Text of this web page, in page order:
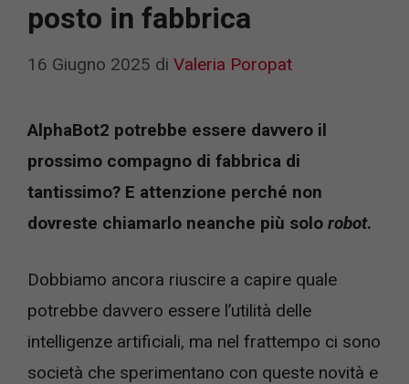
posto in fabbrica
16 Giugno 2025 di Valeria Poropat
AlphaBot2 potrebbe essere davvero il
prossimo compagno di fabbrica di
tantissimo? E attenzione perché non
dovreste chiamarlo neanche più solo robot.
Dobbiamo ancora riuscire a capire quale
potrebbe davvero essere l’utilità delle
intelligenze artificiali, ma nel frattempo ci sono
società che sperimentano con queste novità e